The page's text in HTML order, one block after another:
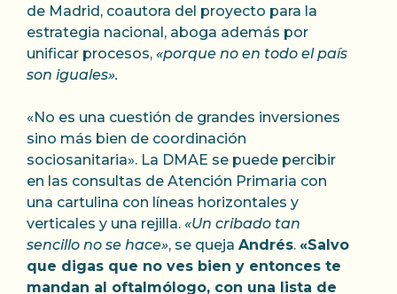
de Madrid, coautora del proyecto para la
estrategia nacional, aboga además por
unificar procesos, «porque no en todo el país
son iguales».
«No es una cuestión de grandes inversiones
sino más bien de coordinación
sociosanitaria». La DMAE se puede percibir
en las consultas de Atención Primaria con
una cartulina con líneas horizontales y
verticales y una rejilla. «Un cribado tan
sencillo no se hace», se queja Andrés. «Salvo
que digas que no ves bien y entonces te
mandan al oftalmólogo, con una lista de